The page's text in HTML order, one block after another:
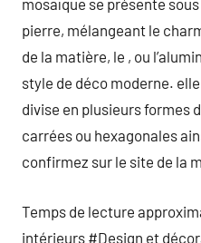
mosaïque se présente
pierre, mélangeant le
de la matière, le , ou
style de déco moderne.
divise en plusieurs formes
carrées ou hexagonales
confirmez sur le site de la
Temps de lecture
intérieurs #Design et